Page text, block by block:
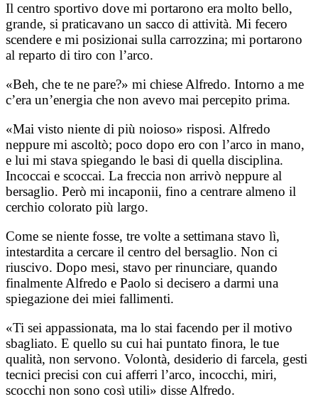
Il centro sportivo dove mi portarono era molto bello,
grande, si praticavano un sacco di attività. Mi fecero
scendere e mi posizionai sulla carrozzina; mi portarono
al reparto di tiro con l’arco.
«Beh, che te ne pare?» mi chiese Alfredo. Intorno a me
c’era un’energia che non avevo mai percepito prima.
«Mai visto niente di più noioso» risposi. Alfredo
neppure mi ascoltò; poco dopo ero con l’arco in mano,
e lui mi stava spiegando le basi di quella disciplina.
Incoccai e scoccai. La freccia non arrivò neppure al
bersaglio. Però mi incaponii, fino a centrare almeno il
cerchio colorato più largo.
Come se niente fosse, tre volte a settimana stavo lì,
intestardita a cercare il centro del bersaglio. Non ci
riuscivo. Dopo mesi, stavo per rinunciare, quando
finalmente Alfredo e Paolo si decisero a darmi una
spiegazione dei miei fallimenti.
«Ti sei appassionata, ma lo stai facendo per il motivo
sbagliato. E quello su cui hai puntato finora, le tue
qualità, non servono. Volontà, desiderio di farcela, gesti
tecnici precisi con cui afferri l’arco, incocchi, miri,
scocchi non sono così utili» disse Alfredo.